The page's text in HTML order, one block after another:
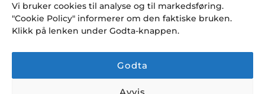
Vi bruker cookies til analyse og til markedsføring.
"Cookie Policy" informerer om den faktiske bruken.
Klikk på lenken under Godta-knappen.
Godta
Avvis
endringer i rutiner og en gang i blant et
knakende godt tilbud fra Klatresjappa.